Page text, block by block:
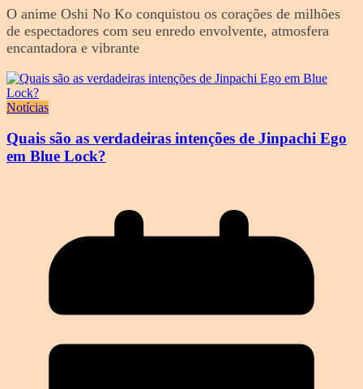
O anime Oshi No Ko conquistou os corações de milhões
de espectadores com seu enredo envolvente, atmosfera
encantadora e vibrante
Notícias
Quais são as verdadeiras intenções de Jinpachi Ego
em Blue Lock?